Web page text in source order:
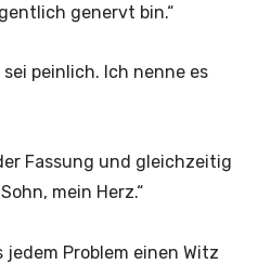
genervt bin.“
peinlich. Ich nenne es
Fassung und gleichzeitig
mein Herz.“
jedem Problem einen Witz